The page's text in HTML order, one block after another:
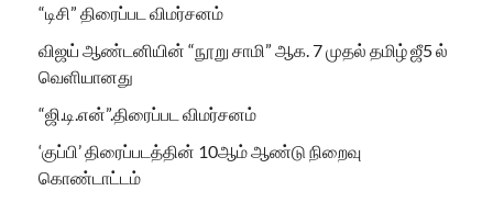
“டிசி” திரைப்பட விமர்சனம்
விஜய் ஆண்டனியின் “நூறு சாமி” ஆக. 7 முதல் தமிழ் ஜீ5 ல்
வெளியானது
“ஜி.டி.என்”.திரைப்பட விமர்சனம்
‘குப்பி’ திரைப்படத்தின் 10ஆம் ஆண்டு நிறைவு
கொண்டாட்டம்